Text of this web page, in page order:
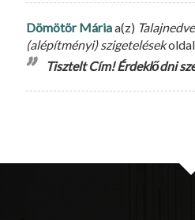
Dömötör Máriaa(z)
(alépítményi) szigetelések
Tisztelt Cím! Érdeklődni